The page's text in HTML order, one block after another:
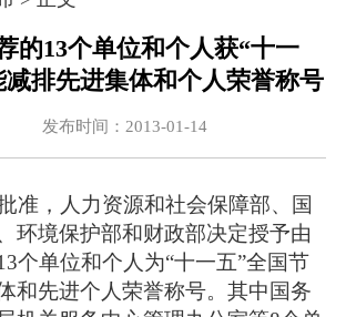
的13个单位和个人获“十一
排先进集体和个人荣誉称号
布时间：2013-01-14
人力资源和社会保障部、国
环境保护部和财政部决定授予由
个单位和个人为“十一五”全国节
和先进个人荣誉称号。其中国务